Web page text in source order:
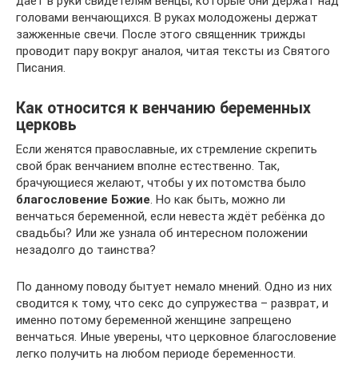
головами венчающихся. В руках молодожены держат
зажженные свечи. После этого священник трижды
проводит пару вокруг аналоя, читая тексты из Святого
Писания.
Как относится к венчанию беременных
церковь
Если женятся православные, их стремление скрепить
свой брак венчанием вполне естественно. Так,
брачующиеся желают, чтобы у их потомства было
благословение Божие. Но как быть, можно ли
венчаться беременной, если невеста ждёт ребёнка до
свадьбы? Или же узнала об интересном положении
незадолго до таинства?
По данному поводу бытует немало мнений. Одно из них
сводится к тому, что секс до супружества – разврат, и
именно потому беременной женщине запрещено
венчаться. Иные уверены, что церковное благословение
легко получить на любом периоде беременности.